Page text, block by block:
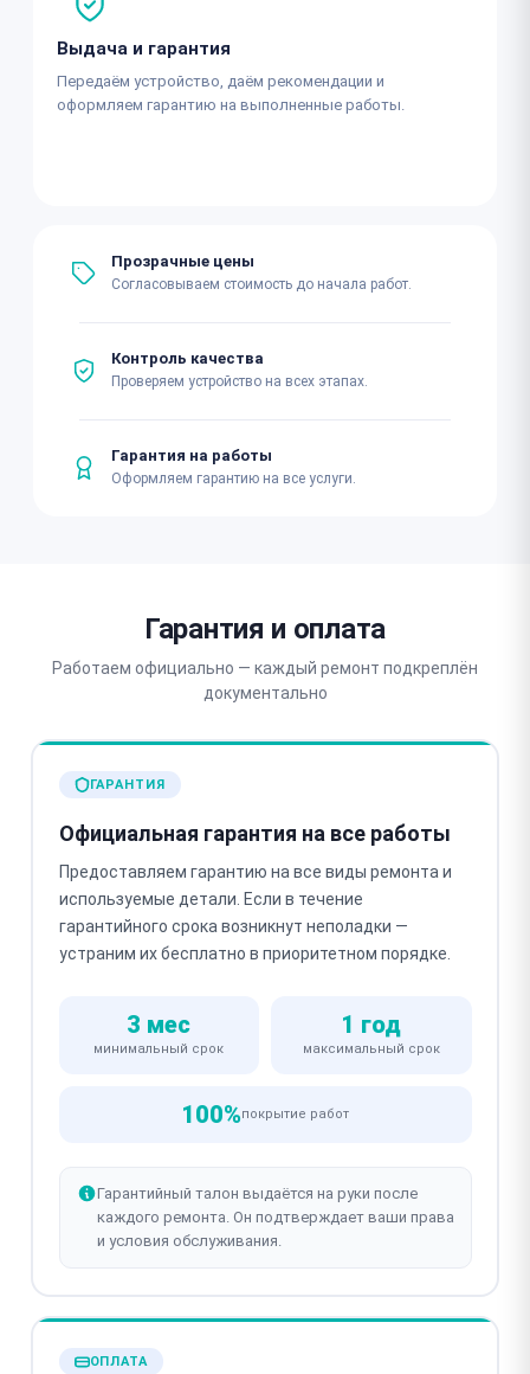
Выдача и гарантия
Передаём устройство, даём рекомендации и
оформляем гарантию на выполненные работы.
Прозрачные цены
Согласовываем стоимость до начала работ.
Контроль качества
Проверяем устройство на всех этапах.
Гарантия на работы
Оформляем гарантию на все услуги.
Гарантия и оплата
Работаем официально — каждый ремонт подкреплён
документально
ГАРАНТИЯ
Официальная гарантия на все работы
Предоставляем гарантию на все виды ремонта и
используемые детали. Если в течение
гарантийного срока возникнут неполадки —
устраним их бесплатно в приоритетном порядке.
3 мес
минимальный срок
1 год
максимальный срок
100%покрытие работ
Гарантийный талон выдаётся на руки после
каждого ремонта. Он подтверждает ваши права
и условия обслуживания.
ОПЛАТА